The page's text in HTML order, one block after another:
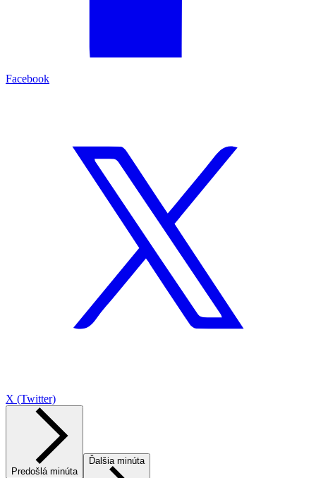
Facebook
X (Twitter)
Predošlá minúta
Ďalšia minúta